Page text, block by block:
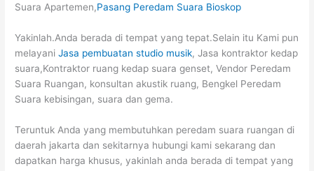
Suara Apartemen,Pasang Peredam Suara Bioskop
Yakinlah.Anda berada di tempat yang tepat.Selain itu Kami pun
melayaniJasa pembuatan studio musik, Jasa kontraktor kedap
suara,Kontraktor ruang kedap suara genset, Vendor Peredam
Suara Ruangan, konsultan akustik ruang, Bengkel Peredam
Suara kebisingan, suara dan gema.
Teruntuk Anda yang membutuhkan peredam suara ruangan di
daerah jakarta dan sekitarnya hubungi kami sekarang dan
dapatkan harga khusus, yakinlah anda berada di tempat yang